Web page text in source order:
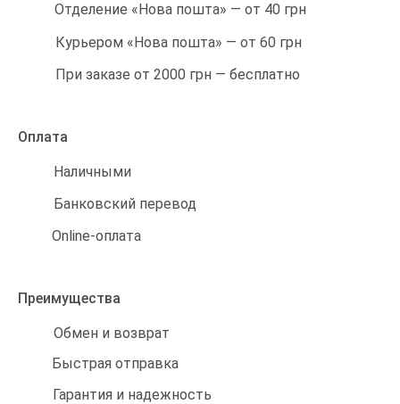
Отделение «Нова пошта» — от 40 грн
Курьером «Нова пошта» — от 60 грн
При заказе от 2000 грн — бесплатно
Оплата
Наличными
Банковский перевод
Online-оплата
Преимущества
Обмен и возврат
Быстрая отправка
Гарантия и надежность